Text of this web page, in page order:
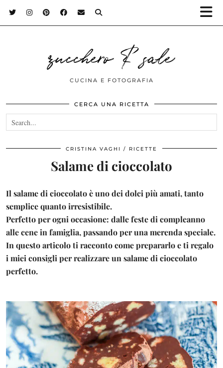
zucchero & sale
CUCINA E FOTOGRAFIA
CERCA UNA RICETTA
CRISTINA VAGHI RICETTE
Salame di cioccolato
Il salame di cioccolato è uno dei dolci più amati, tanto
semplice quanto irresistibile.
Perfetto per ogni occasione: dalle feste di compleanno
alle cene in famiglia, passando per una merenda speciale.
In questo articolo ti racconto come prepararlo e ti regalo
i miei consigli per realizzare un salame di cioccolato
perfetto.